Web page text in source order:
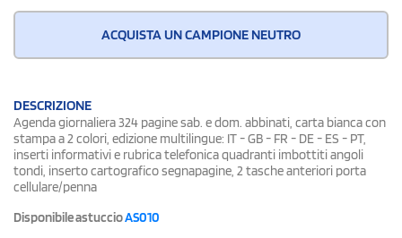
ACQUISTA UN CAMPIONE NEUTRO
DESCRIZIONE
Agenda giornaliera 324 pagine sab. e dom. abbinati, carta bianca con
stampa a 2 colori, edizione multilingue: IT - GB - FR - DE - ES - PT,
inserti informativi e rubrica telefonica quadranti imbottiti angoli
tondi, inserto cartografico segnapagine, 2 tasche anteriori porta
cellulare/penna
Disponibile astuccioAS010